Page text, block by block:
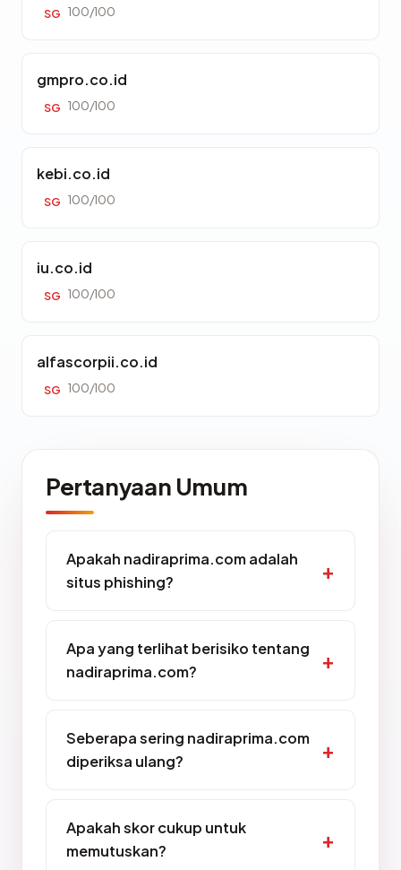
SG 100/100
gmpro.co.id
SG 100/100
kebi.co.id
SG 100/100
iu.co.id
SG 100/100
alfascorpii.co.id
SG 100/100
Pertanyaan Umum
Apakah nadiraprima.com adalah
situs phishing?
Apa yang terlihat berisiko tentang
nadiraprima.com?
Seberapa sering nadiraprima.com
diperiksa ulang?
Apakah skor cukup untuk
memutuskan?